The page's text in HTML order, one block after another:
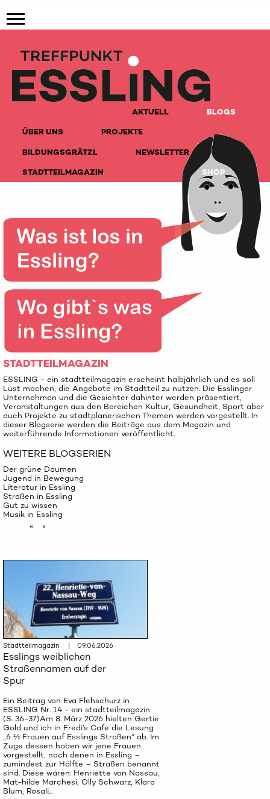
AKTUELL
BLOGS
ÜBER UNS
PROJEKTE
BILDUNGSGRÄTZL
NEWSLETTER
STADTTEILMAGAZIN
SHOP
STADTTEILMAGAZIN
ESSLING - ein stadtteilmagazin erscheint halbjährlich und es soll
Lust machen, die Angebote im Stadtteil zu nutzen. Die Esslinger
Unternehmen und die Gesichter dahinter werden präsentiert,
Veranstaltungen aus den Bereichen Kultur, Gesundheit, Sport aber
auch Projekte zu stadtplanerischen Themen werden vorgestellt. In
dieser Blogserie werden die Beiträge aus dem Magazin und
weiterführende Informationen veröffentlicht.
WEITERE BLOGSERIEN
Der grüne Daumen
Jugend in Bewegung
Literatur in Essling
Straßen in Essling
Gut zu wissen
Musik in Essling
« »
Stadtteilmagazin | 09.06.2026
Esslings weiblichen
Straßennamen auf der
Spur
Ein Beitrag von Eva Flehschurz in
ESSLING Nr. 14 - ein stadtteilmagazin
(S. 36-37)Am 8. März 2026 hielten Gertie
Gold und ich in Fredi’s Cafe die Lesung
„6 ½ Frauen auf Esslings Straßen“ ab. Im
Zuge dessen haben wir jene Frauen
vorgestellt, nach denen in Essling –
zumindest zur Hälfte – Straßen benannt
sind. Diese wären: Henriette von Nassau,
Mat-hilde Marchesi, Olly Schwarz, Klara
Blum, Rosali...